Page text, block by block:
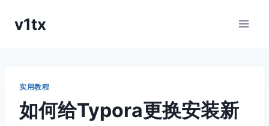
v1tx
实用教程
如何给Typora更换安装新